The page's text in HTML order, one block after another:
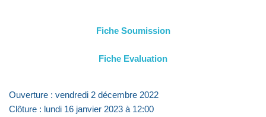
Fiche Soumission
Fiche Evaluation
Ouverture : vendredi 2 décembre 2022
Clôture : lundi 16 janvier 2023 à 12:00